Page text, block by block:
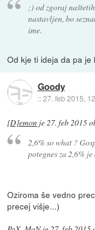
;) od zgoraj
nastavljen, bo
ime.
Od kje ti ideja da pa
Goody
::27. feb 2015,
[D]emon je 27. feb 2015
2,6% so what ?
potegnes za 2,6%
Oziroma še vedno
precej višje...)